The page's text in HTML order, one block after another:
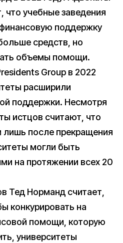
что учебные заведения
поддержку
средств, но
объемы помощи.
Group в 2022
расширили
поддержки. Несмотря
истцов считают, что
лишь после прекращения
могли быть
на протяжении всех 20
Тед Норманд считает,
конкурировать на
помощи, которую
университеты